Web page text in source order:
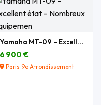
Yamaha MT-09 – Excellent état – Nombreux équipemen
6 900 €
Paris 9e Arrondissement